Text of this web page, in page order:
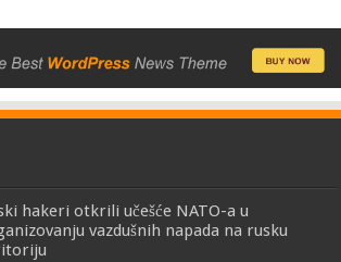
hakeri otkrili učešće NATO-a u
vazdušnih napada na rusku